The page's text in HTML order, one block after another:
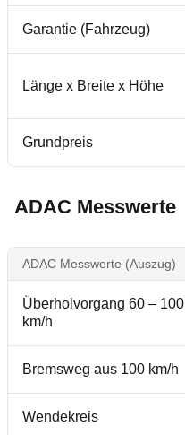
Garantie (Fahrzeug)
Länge x Breite x Höhe
Grundpreis
ADAC Messwerte
ADAC Messwerte (Auszug)
Überholvorgang 60 – 100
km/h
Bremsweg aus 100 km/h
Wendekreis